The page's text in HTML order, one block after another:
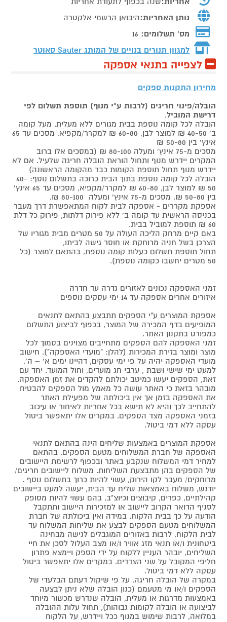
נותן האחריות:היבואן הרשמי אלקטרה
מס' תשלומים: 16
למגוון תנורים בנויים של המותג Sauter סאוטר
לצפייה בתנאי אספקה
מחירון התקנות ספקים
הובלה/פינוי חריגים (לרבות ע"י מנוף) תוספת תשלום לפי
דרישת המוביל.
הובלה לכל קומה נוספת בבית מגורים ללא מעלית. מעל קומה
ב' 40-50 ₪ למוצר לבן, 60-80 ₪ למקרר/מקפיא, מסכים עד 65
אינץ' בין 50-80 ₪
מסכים מ-75 אינץ' ומעלה 80-100 ₪ (במסכים אלו ברוב
המקרים יידרש מנוף ותחול הוראת הובלה חריגה שלעיל. אם לא
יידרש מנוף תחול תוספת הקומות כבר מהקומה הראשונה)
הובלה לכל קומה נוספת בתוך הבית כרוכה בתשלום נוסף: 40-
50 ₪ למוצר לבן, 60-80 ₪ למקרר/מקפיא, מסכים עד 65 אינץ'
בין 50-80 ₪, מסכים מ-75 אינץ' ומעלה 80-100 ₪.
אספקת מקררים - אספקה לבית לקוח המתאפשרת דרך מעבר
בכניסה הראשית עד קומה ב' ללא פירוק דלתות, פירוק כל דלת
60 ₪ תוספת למוביל בבית.
באם קיים מרחק הליכה העולה על 50 מטרים מבית מגוריו של
הצרכן בשל חניה מרוחקת או חוסר גישה לביתו,
תחול תוספת תשלום כעלות קומה נוספת, בהתאם למוצר (כל
50 מטרים יחשבו כקומה נוספת).
זמני האספקה נכונים לאזורים גדרה עד חדרה
איזורים אחרים אספקה עד 14 ימי עסקים נוספים
אספקת המוצרים ע"י הספקים תתבצע בהתאם לתנאים
המופיעים בדף המכירה של המוצר, בכפוף לביצוע התשלום
כמפורט בתקנון האתר.
זמני האספקה להם הספקים מתחייבים מצוינים בסמוך לכל
מוצר ומוצר בזירת המכירות (להלן: "מועדי האספקה"). חישוב
מועדי האספקה יהיה על פי ימי עסקים, דהיינו ימים א' – ה',
למעט ימי שישי ושבת , ערבי חג מועדים, וחול המועד. יחד עם
זאת, הספקים יעשו כמיטב יכולתם להקדים את זמן האספקה.
מובהר בזאת כי האתר עושה כל מאמץ מול הספקים להבטיח
את האספקה בזמן אך אין ביכולתה של מפעילת האתר
להתחייב לכך והיא לא תישא בכל אחריות לאיחור או עיכוב
בזמני האספקה מצד הספקים. במקרים אלו יתאפשר ביטול
עסקה ללא דמי ביטול.
אספקת המוצרים באמצעות שליחים הינה בהתאם לתנאי
האספקה של חברת המשלוחים מטעם הספקים, בהתאם
למחיר דמי המשלוח שנקבע באתר ובכפוף לרשימת היישובים
של הספקים בהן מתבצעת השליחות. משלוח ליישובים חריגים/
מרוחקים/ מעבר לקו הירוק, עשוי להיות כרוך בתשלום נוסף .
יודגש, משלוח באמצאות שליח עד הבית, יעשה למעט ביישובים
קהילתיים, כפרים, קיבוצים וכיוצ"ב, בהם עשוי להיות מסופק
לסניף הדואר הקרוב ליישוב או למזכירות היישוב ותתקבל
הודעה על כך בבית הלקוח. במידה ואין ביכולתה של חברת
המשלוחים מטעם הספקים לבצע את שליחות המשלוח עד
לבית הלקוח, לרבות באזורים המוגבלים לגישה מבחינה
ביטחונית ו/או תנאי מזג אוויר ו/או מצב העלול לסכן את חיי
השליחים, יובהר העניין ללקוח על ידי הספק ויימצא פתרון
חליפי המקובל על שני הצדדים. במקרים אלו יתאפשר ביטול
עסקה ללא דמי ביטול.
במקרה של הובלה חריגה, על פי שיקול דעתם הבלעדי של
הספקים ו/או מי מטעמם (כגון הובלה שלא ניתן לבצעה
באמצעות מדרגות או מעלית, הובלה שנדרש מכשור מיוחד
לביצועה או הובלה לקומות גבוהות), תחול עלות ההובלה
במלואה, לרבות שימוש במנוף ככל ויידרש, על הלקוח